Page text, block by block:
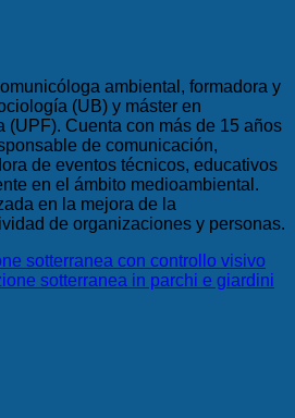
ambiental, formadora y
(UB) y máster en
(UPF). Cuenta con más de 15 años
de comunicación,
de eventos técnicos, educativos
en el ámbito medioambiental.
en la mejora de la
de organizaciones y personas.
sotterranea con controllo visivo
sotterranea in parchi e giardini